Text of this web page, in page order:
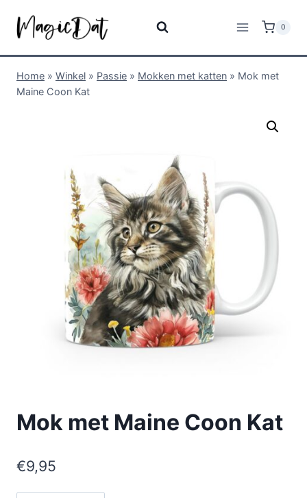
0
Home » Winkel » Passie » Mokken met katten » Mok met
Maine Coon Kat
Mok met Maine Coon Kat
€9,95